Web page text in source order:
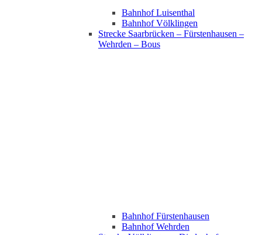
Bahnhof Luisenthal
Bahnhof Völklingen
Strecke Saarbrücken – Fürstenhausen –
Wehrden – Bous
Bahnhof Fürstenhausen
Bahnhof Wehrden